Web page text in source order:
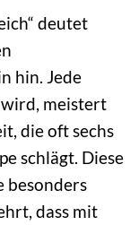
deutet
hin. Jede
meistert
die oft sechs
schlägt. Diese
besonders
dass mit